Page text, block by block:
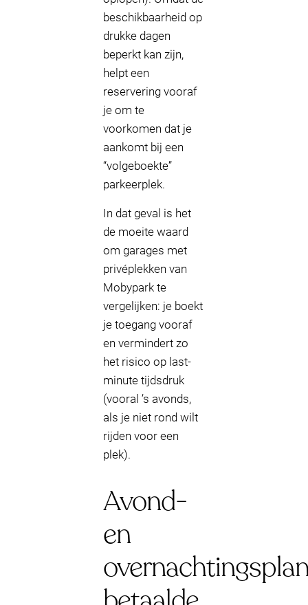
beschikbaarheid op
drukke dagen
beperkt kan zijn,
helpt een
reservering vooraf
je om te
voorkomen dat je
aankomt bij een
“volgeboekte”
parkeerplek.
In dat geval is het
de moeite waard
om garages met
privéplekken van
Mobypark te
vergelijken: je boekt
je toegang vooraf
en vermindert zo
het risico op last-
minute tijdsdruk
(vooral ’s avonds,
als je niet rond wilt
rijden voor een
plek).
Avond-
en